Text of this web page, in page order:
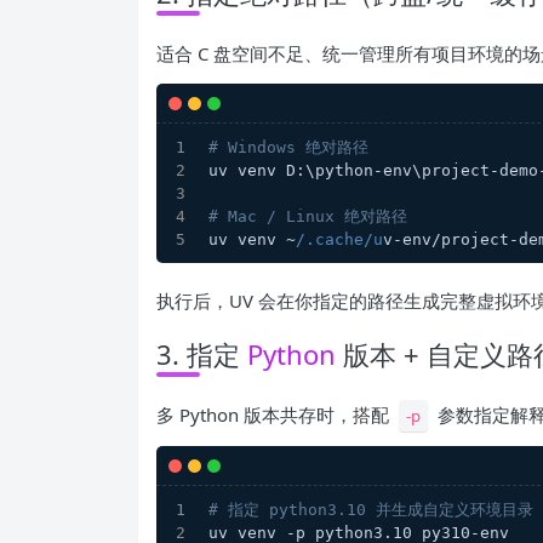
适合 C 盘空间不足、统一管理所有项目环境的
# Windows 绝对路径
uv venv D:\python-env\project-
# Mac / Linux 绝对路径
uv venv ~/.cache/uv-env/project-
执行后，UV 会在你指定的路径生成完整虚拟环
3. 指定 Python 版本 + 自定义
多 Python 版本共存时，搭配 -p 参数指定解
# 指定 python3.10 并生成自定义环境目录
uv venv -p python3.10 py310-env